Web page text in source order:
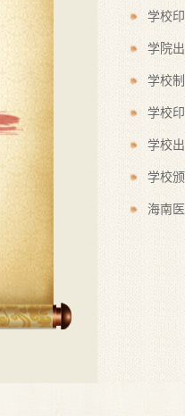
学校
学院
学校
学校
学校
学校
海南